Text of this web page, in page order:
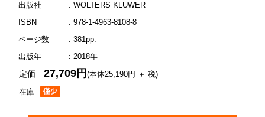
出版社
: WOLTERS KLUWER
ISBN
: 978-1-4963-8108-8
ページ数
: 381pp.
出版年
: 2018年
在庫
定価27,709円(本体25,190円 ＋ 税)